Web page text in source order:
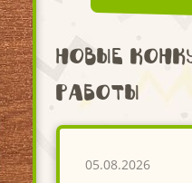
Новые
работы
05.08.2026